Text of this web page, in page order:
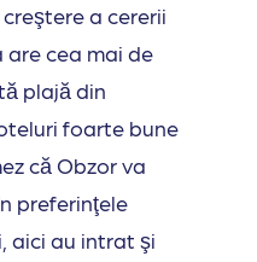
a cererii
are cea mai de
plajă din
foarte bune
că Obzor va
preferinţele
aici au intrat şi